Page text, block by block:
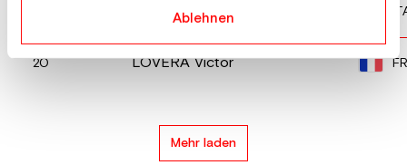
Ablehnen
PELLEGRINO Federico
20 LOVERA Victor
Mehr laden